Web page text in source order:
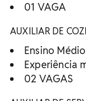
01 VAGA
AUXILIAR DE
Ensino
Experiência
02 VAGAS